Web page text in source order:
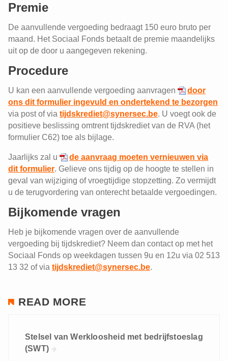
Premie
De aanvullende vergoeding bedraagt 150 euro bruto per
maand. Het Sociaal Fonds betaalt de premie maandelijks
uit op de door u aangegeven rekening.
Procedure
U kan een aanvullende vergoeding aanvragen
door
ons dit formulier ingevuld en ondertekend te bezorgen
via post of via tijdskrediet@synersec.be. U voegt ook de
positieve beslissing omtrent tijdskrediet van de RVA (het
formulier C62) toe als bijlage.
Jaarlijks zal u
de aanvraag moeten vernieuwen via
dit formulier. Gelieve ons tijdig op de hoogte te stellen in
geval van wijziging of vroegtijdige stopzetting. Zo vermijdt
u de terugvordering van onterecht betaalde vergoedingen.
Bijkomende vragen
Heb je bijkomende vragen over de aanvullende
vergoeding bij tijdskrediet? Neem dan contact op met het
Sociaal Fonds op weekdagen tussen 9u en 12u via 02 513
13 32 of via tijdskrediet@synersec.be.
READ MORE
Stelsel van Werkloosheid met bedrijfstoeslag
(SWT)